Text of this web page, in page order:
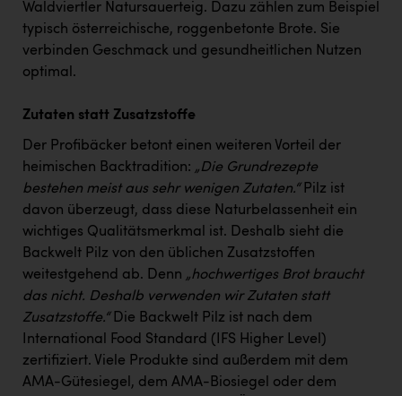
Waldviertler Natursauerteig. Dazu zählen zum Beispiel
typisch österreichische, roggenbetonte Brote. Sie
verbinden Geschmack und gesundheitlichen Nutzen
optimal.
Zutaten statt Zusatzstoffe
Der Profibäcker betont einen weiteren Vorteil der
heimischen Backtradition: „Die Grundrezepte
bestehen meist aus sehr wenigen Zutaten.“Pilz ist
davon überzeugt, dass diese Naturbelassenheit ein
wichtiges Qualitätsmerkmal ist. Deshalb sieht die
Backwelt Pilz von den üblichen Zusatzstoffen
weitestgehend ab. Denn „hochwertiges Brot braucht
das nicht. Deshalb verwenden wir Zutaten statt
Zusatzstoffe.“Die Backwelt Pilz ist nach dem
International Food Standard (IFS Higher Level)
zertifiziert. Viele Produkte sind außerdem mit dem
AMA-Gütesiegel, dem AMA-Biosiegel oder dem